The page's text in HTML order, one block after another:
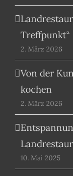
Treffpunkt“
2. März 2026
Von der
kochen
2. März 2026
10. Mai 2025